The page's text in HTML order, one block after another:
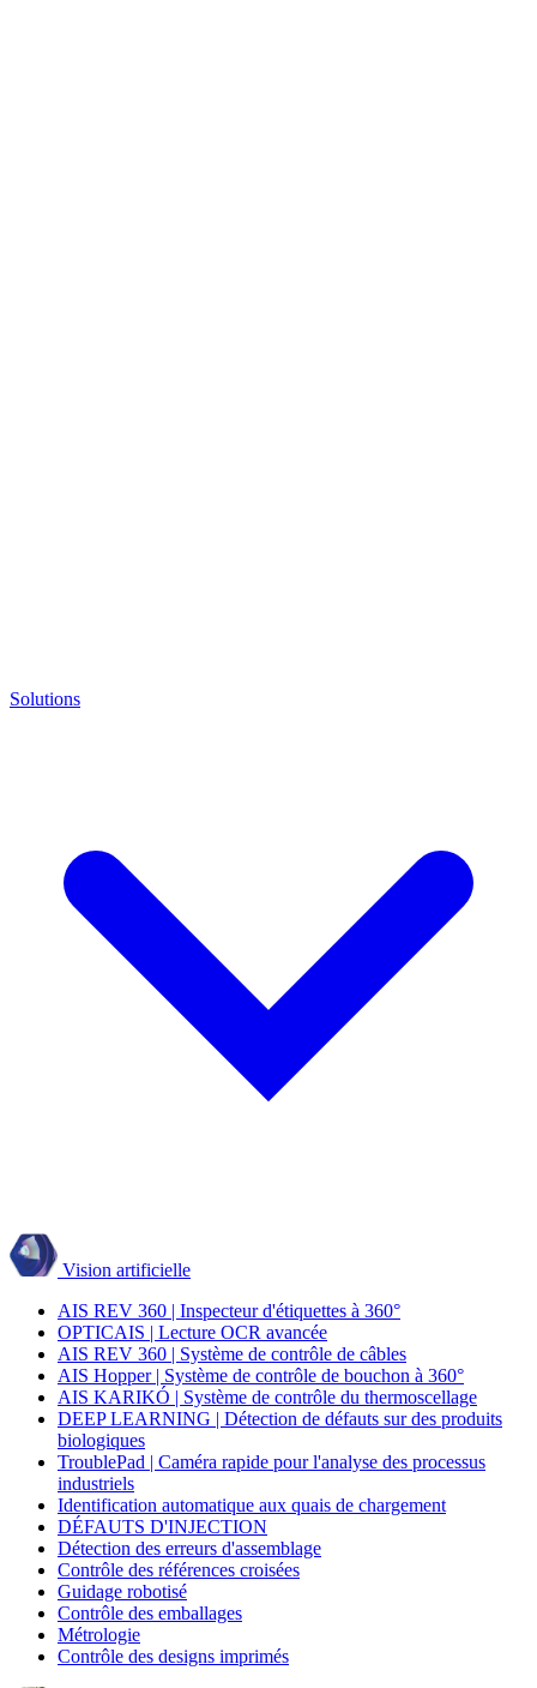
Solutions
Vision artificielle
AIS REV 360 | Inspecteur d'étiquettes à 360°
OPTICAIS | Lecture OCR avancée
AIS REV 360 | Système de contrôle de câbles
AIS Hopper | Système de contrôle de bouchon à 360°
AIS KARIKÓ | Système de contrôle du thermoscellage
DEEP LEARNING | Détection de défauts sur des produits
biologiques
TroublePad | Caméra rapide pour l'analyse des processus
industriels
Identification automatique aux quais de chargement
DÉFAUTS D'INJECTION
Détection des erreurs d'assemblage
Contrôle des références croisées
Guidage robotisé
Contrôle des emballages
Métrologie
Contrôle des designs imprimés